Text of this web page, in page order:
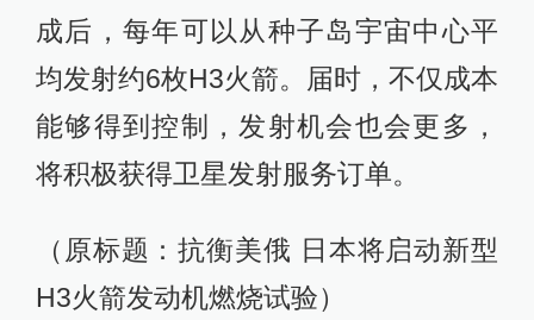
成后，每年可以从种子岛宇宙中心平
均发射约6枚H3火箭。届时，不仅成本
能够得到控制，发射机会也会更多，
将积极获得卫星发射服务订单。
（原标题：抗衡美俄 日本将启动新型
H3火箭发动机燃烧试验）